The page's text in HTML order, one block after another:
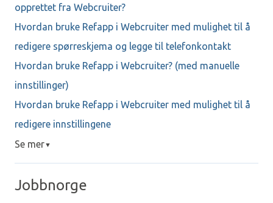
opprettet fra Webcruiter?
Hvordan bruke Refapp i Webcruiter med mulighet til å
redigere spørreskjema og legge til telefonkontakt
Hvordan bruke Refapp i Webcruiter? (med manuelle
innstillinger)
Hvordan bruke Refapp i Webcruiter med mulighet til å
redigere innstillingene
Se mer▼
Jobbnorge